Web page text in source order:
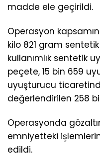
madde ele geçirildi.
Operasyon
kilo 821 gram
kullanımlık sentetik
peçete, 15 bin 659
uyuşturucu
değerlendirilen 258
Operasyonda
emniyetteki
edildi.